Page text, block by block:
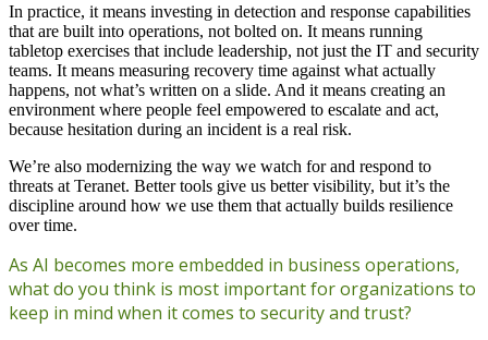
In practice, it means investing in detection and response capabilities
that are built into operations, not bolted on. It means running
tabletop exercises that include leadership, not just the IT and security
teams. It means measuring recovery time against what actually
happens, not what’s written on a slide. And it means creating an
environment where people feel empowered to escalate and act,
because hesitation during an incident is a real risk.
We’re also modernizing the way we watch for and respond to
threats at Teranet. Better tools give us better visibility, but it’s the
discipline around how we use them that actually builds resilience
over time.
As AI becomes more embedded in business operations,
what do you think is most important for organizations to
keep in mind when it comes to security and trust?